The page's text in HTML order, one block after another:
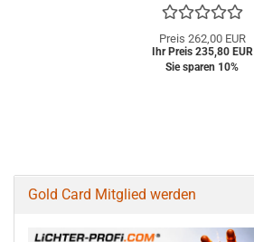
Preis 262,00 EUR
Ihr Preis 235,80 EUR
Sie sparen 10%
Gold Card Mitglied werden